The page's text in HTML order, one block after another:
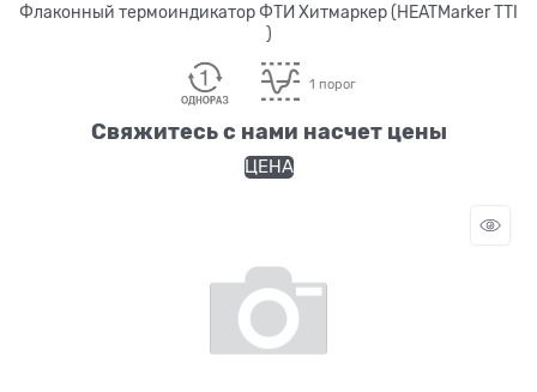
Флаконный термоиндикатор ФТИ Хитмаркер (HEATMarker TTI
)
1 порог
Свяжитесь с нами насчет цены
ЦЕНА